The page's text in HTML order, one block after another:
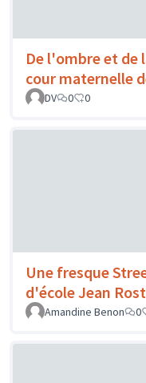
De l'ombre et de
cour maternelle
DV
0 0
Une fresque
d'école Jean
Amandine Benon
0